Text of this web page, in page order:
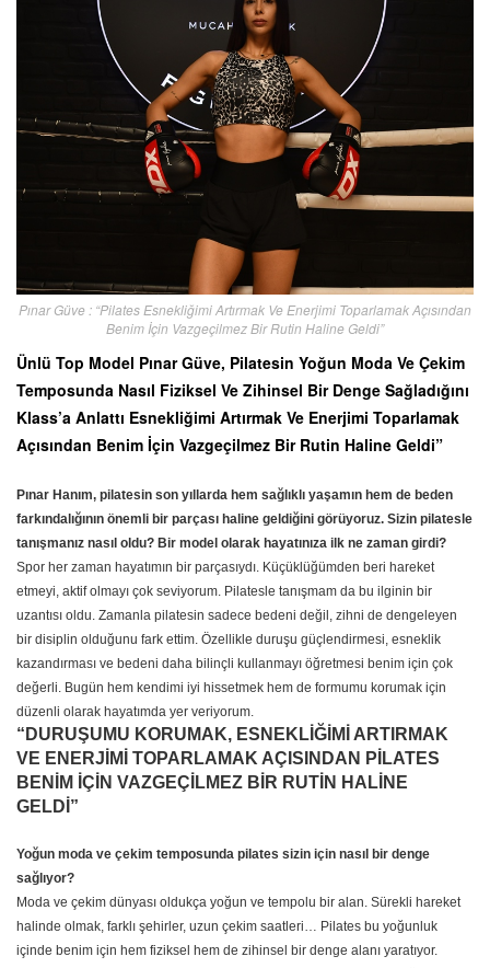
Pınar Güve : “Pilates Esnekliğimi Artırmak Ve Enerjimi Toparlamak Açısından
Benim İçin Vazgeçilmez Bir Rutin Haline Geldi”
Ünlü Top Model Pınar Güve, Pilatesin Yoğun Moda Ve Çekim
Temposunda Nasıl Fiziksel Ve Zihinsel Bir Denge Sağladığını
Klass’a Anlattı Esnekliğimi Artırmak Ve Enerjimi Toparlamak
Açısından Benim İçin Vazgeçilmez Bir Rutin Haline Geldi”
Pınar Hanım, pilatesin son yıllarda hem sağlıklı yaşamın hem de beden
farkındalığının önemli bir parçası haline geldiğini görüyoruz. Sizin pilatesle
tanışmanız nasıl oldu? Bir model olarak hayatınıza ilk ne zaman girdi?
Spor her zaman hayatımın bir parçasıydı. Küçüklüğümden beri hareket
etmeyi, aktif olmayı çok seviyorum. Pilatesle tanışmam da bu ilginin bir
uzantısı oldu. Zamanla pilatesin sadece bedeni değil, zihni de dengeleyen
bir disiplin olduğunu fark ettim. Özellikle duruşu güçlendirmesi, esneklik
kazandırması ve bedeni daha bilinçli kullanmayı öğretmesi benim için çok
değerli. Bugün hem kendimi iyi hissetmek hem de formumu korumak için
düzenli olarak hayatımda yer veriyorum.
“DURUŞUMU KORUMAK, ESNEKLİĞİMİ ARTIRMAK
VE ENERJİMİ TOPARLAMAK AÇISINDAN PİLATES
BENİM İÇİN VAZGEÇİLMEZ BİR RUTİN HALİNE
GELDİ”
Yoğun moda ve çekim temposunda pilates sizin için nasıl bir denge
sağlıyor?
Moda ve çekim dünyası oldukça yoğun ve tempolu bir alan. Sürekli hareket
halinde olmak, farklı şehirler, uzun çekim saatleri… Pilates bu yoğunluk
içinde benim için hem fiziksel hem de zihinsel bir denge alanı yaratıyor.